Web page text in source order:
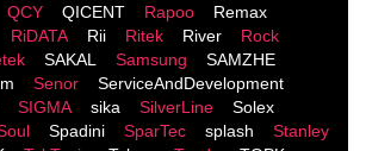
QCY QICENT Rapoo
Remax
RiDATA Rii Ritek River
Rock
SAKAL Samsung
SAMZHE
Senor
ServiceAndDevelopment
SIGMA sika SilverLine
Solex
Spadini SparTec splash
Stanley